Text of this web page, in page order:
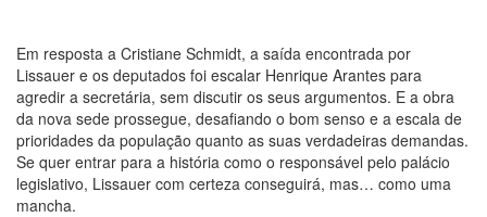
Em resposta a Cristiane Schmidt, a saída encontrada por
Lissauer e os deputados foi escalar Henrique Arantes para
agredir a secretária, sem discutir os seus argumentos. E a obra
da nova sede prossegue, desafiando o bom senso e a escala de
prioridades da população quanto as suas verdadeiras demandas.
Se quer entrar para a história como o responsável pelo palácio
legislativo, Lissauer com certeza conseguirá, mas… como uma
mancha.